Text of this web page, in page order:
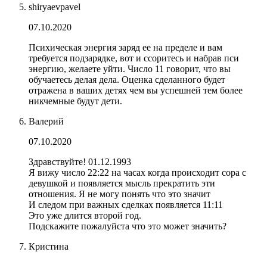
shiryaevpavel
07.10.2020
Психическая энергия заряд ее на пределе и вам
требуется подзарядке, вот и ссоритесь и набрав пси
энергию, желаете уйти. Число 11 говорит, что вы
обучаетесь делая дела. Оценка сделанного будет
отражена в ваших детях чем вы успешней тем более
никчемные будут дети.
Валерий
07.10.2020
Здравствуйте! 01.12.1993
Я вижу число 22:22 на часах когда происходит сора с
девушкой и появляется мысль прекратить эти
отношения. Я не могу понять что это значит
И следом при важных сделках появляется 11:11
Это уже длится второй год.
Подскажите пожалуйста что это может значить?
Кристина